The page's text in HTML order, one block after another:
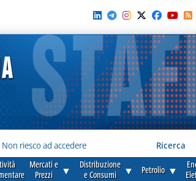
Non riesco ad accedere Ricerca
Mercati e
Prezzi
▼
Distribuzione
e Consumi
▼ Petrolio ▼